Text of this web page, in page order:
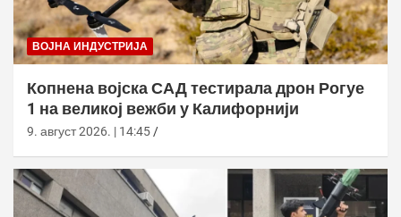
ВОЈНА ИНДУСТРИЈА
Копнена војска САД тестирала дрон Рогуе
1 на великој вежби у Калифорнији
9. август 2026. | 14:45